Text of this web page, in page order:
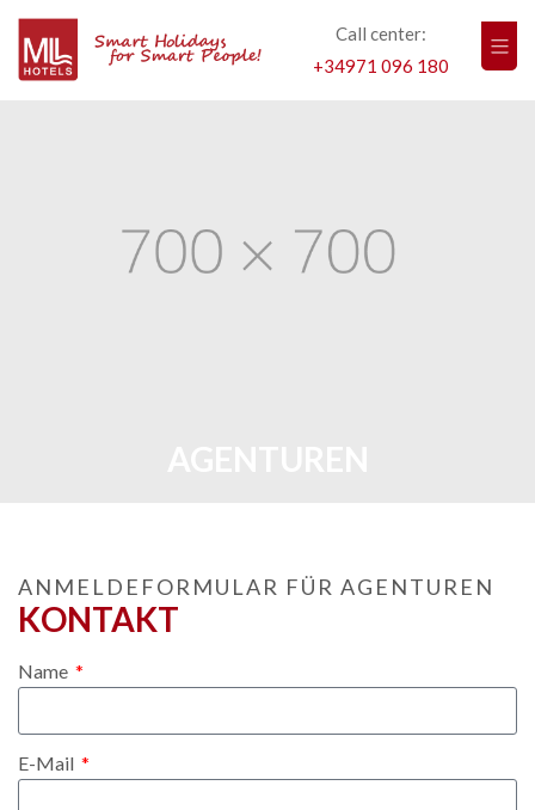
Call center:
+34971 096 180
ANMELDEFORMULAR FÜR AGENTUREN
KONTAKT
Name
E-Mail